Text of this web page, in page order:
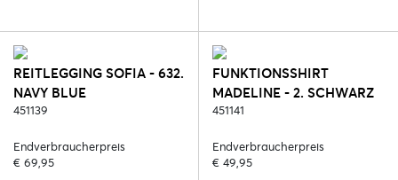
REITLEGGING SOFIA - 632.
NAVY BLUE
451139
Endverbraucherpreis
€ 69,95
FUNKTIONSSHIRT
MADELINE - 2. SCHWARZ
451141
Endverbraucherpreis
€ 49,95